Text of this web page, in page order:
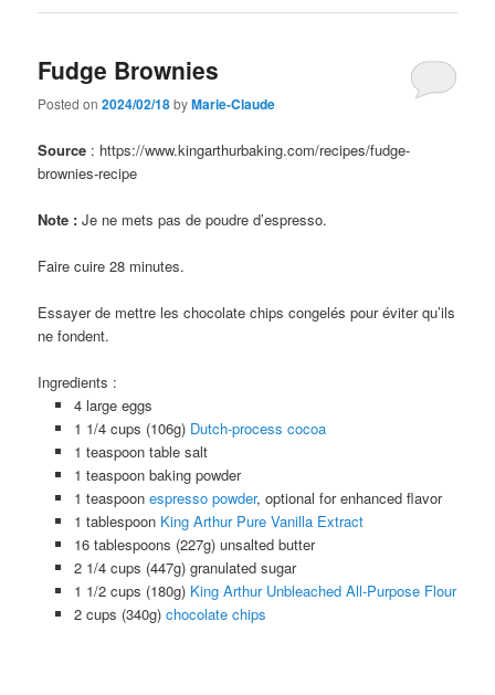
Fudge Brownies
Posted on2024/02/18byMarie-Claude
Source : https://www.kingarthurbaking.com/recipes/fudge-
brownies-recipe
Note : Je ne mets pas de poudre d’espresso.
Faire cuire 28 minutes.
Essayer de mettre les chocolate chips congelés pour éviter qu’ils
ne fondent.
Ingredients :
4 large eggs
1 1/4 cups (106g) Dutch-process cocoa
1 teaspoon table salt
1 teaspoon baking powder
1 teaspoon espresso powder, optional for enhanced flavor
1 tablespoon King Arthur Pure Vanilla Extract
16 tablespoons (227g) unsalted butter
2 1/4 cups (447g) granulated sugar
1 1/2 cups (180g) King Arthur Unbleached All-Purpose Flour
2 cups (340g) chocolate chips